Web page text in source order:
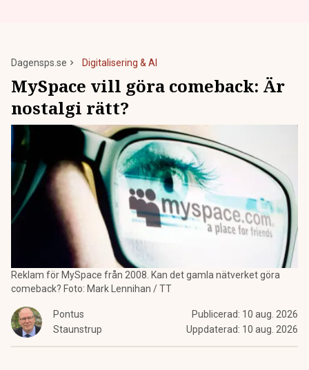
Dagensps.se Digitalisering & AI
MySpace vill göra comeback: Är
nostalgi rätt?
Reklam för MySpace från 2008. Kan det gamla nätverket göra
comeback? Foto: Mark Lennihan / TT
Pontus
Staunstrup
Publicerad: 10 aug. 2026
Uppdaterad: 10 aug. 2026